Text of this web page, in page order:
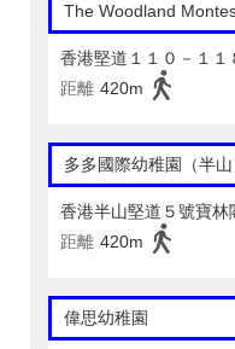
The Woodland
香港堅道１１０－１
距離 420m
多多國際幼稚園（半山
香港半山堅道５號寶林
距離 420m
偉思幼稚園